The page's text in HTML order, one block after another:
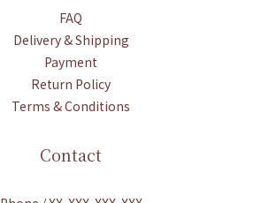
FAQ
Delivery & Shipping
Payment
Return Policy
Terms & Conditions
Contact